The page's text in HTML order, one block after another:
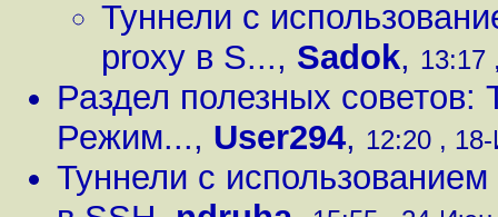
Туннели с
proxy в S..., Sadok, 13:17
Раздел полезных советов:
Режим..., User294, 12:20 ,
Туннели с